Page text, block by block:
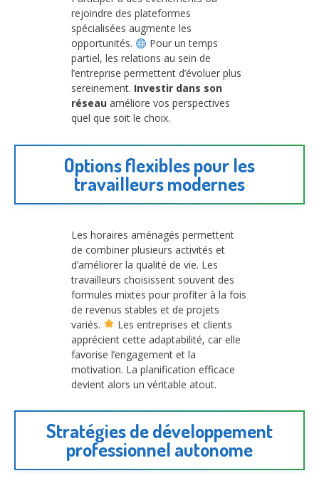
rejoindre des plateformes
spécialisées augmente les
opportunités.
Pour un temps
partiel, les relations au sein de
l’entreprise permettent d’évoluer plus
sereinement. Investir dans son
réseau améliore vos perspectives
quel que soit le choix.
Options flexibles pour les
travailleurs modernes
Les horaires aménagés permettent
de combiner plusieurs activités et
d’améliorer la qualité de vie. Les
travailleurs choisissent souvent des
formules mixtes pour profiter à la fois
de revenus stables et de projets
variés.
Les entreprises et clients
apprécient cette adaptabilité, car elle
favorise l’engagement et la
motivation. La planification efficace
devient alors un véritable atout.
Stratégies de développement
professionnel autonome